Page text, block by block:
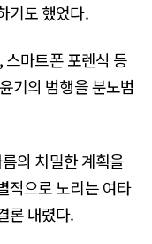
기도 했었다.
스마트폰 포렌식 등
기의 범행을 분노범
의 치밀한 계획을
적으로 노리는 여타
론 내렸다.